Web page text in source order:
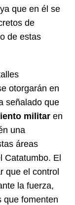
que en él se
de
de estas
otorgarán en
señalado que
militar en
una
áreas
Catatumbo. El
que el control
la fuerza,
que fomenten